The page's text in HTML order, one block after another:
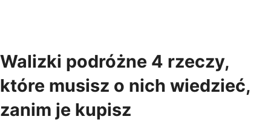
Walizki podróżne 4 rzeczy,
które musisz o nich wiedzieć,
zanim je kupisz